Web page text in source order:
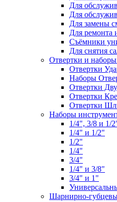
Для
Для
Для замены
Для ремонта
Съёмники
Для снятия
Отвертки и
Отвертки
Наборы
Отвертки
Отвертки
Отвертки
Наборы
1/4", 3/8 и 1/
1/4" и 1/2"
1/2"
1/4"
3/4"
1/4" и 3/8"
3/4" и 1"
Шарнирно-